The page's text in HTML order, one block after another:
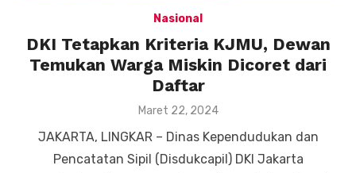
Nasional
DKI Tetapkan Kriteria KJMU, Dewan
Temukan Warga Miskin Dicoret dari
Daftar
Posted
Maret 22, 2024
JAKARTA, LINGKAR – Dinas Kependudukan dan
Pencatatan Sipil (Disdukcapil) DKI Jakarta